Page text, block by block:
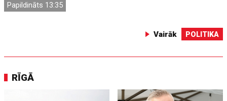
Papildināts 13:35
Vairāk POLITIKA
RĪGĀ